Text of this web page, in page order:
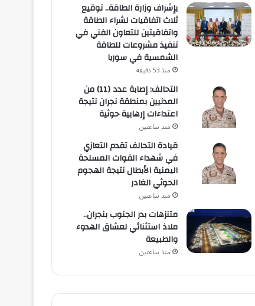
بإشراف وزارة الطاقة.. توقيع
ثلاث اتفاقيات لشراء الطاقة
واتفاقيتين للتعاون الفني في
تنفيذ مشروعات للطاقة
الشمسية في سوريا
منذ 53 دقيقة
التحالف: إصابة عدد (11) من
المدنيين بمنطقة نجران نتيجة
اعتداءات إرهابية حوثية
منذ ساعتين
قيادة التحالف تقدم التعازي
في شهداء القوات المسلحة
اليمنية الأبطال نتيجة الهجوم
الحوثي الغادر
منذ ساعتين
متنزهات بدر الجنوب بنجران..
ملاذ استثنائي لعشاق الهدوء
والطبيعة
منذ ساعتين